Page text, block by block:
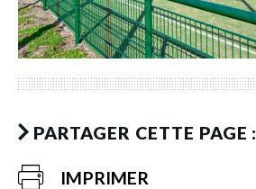
PARTAGER CETTE PAGE :
IMPRIMER